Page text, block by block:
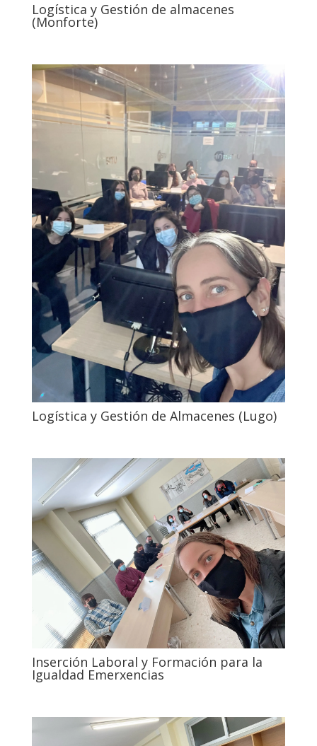
Logística y Gestión de almacenes
(Monforte)
Logística y Gestión de Almacenes (Lugo)
Inserción Laboral y Formación para la
Igualdad Emerxencias